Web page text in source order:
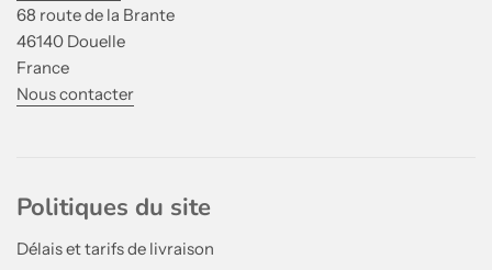
68 route de la Brante
46140 Douelle
France
Nous contacter
Politiques du site
Délais et tarifs de livraison